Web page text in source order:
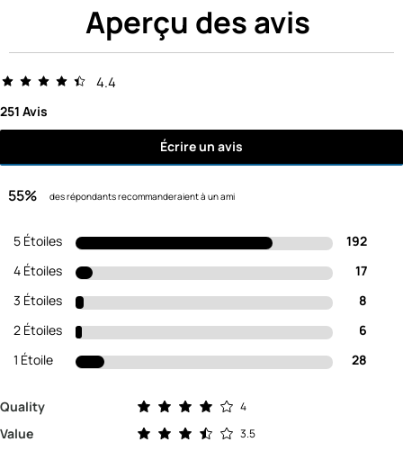
Aperçu des avis
4.4
251 Avis
Écrire un avis
55% des répondants recommanderaient à un ami
5 Étoiles
192
4 Étoiles
17
3 Étoiles
8
2 Étoiles
6
1 Étoile
28
Quality 4
Évaluation de 4.0 sur 5 étoiles
Value
3.5
Évaluation de 3.5 sur 5 étoiles